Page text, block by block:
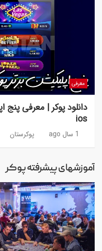
معرفی
دانلود پوکر | معرفی پنج
ios
1 سال ago پوکرستان
آموزشهای پیشرفته پوکر